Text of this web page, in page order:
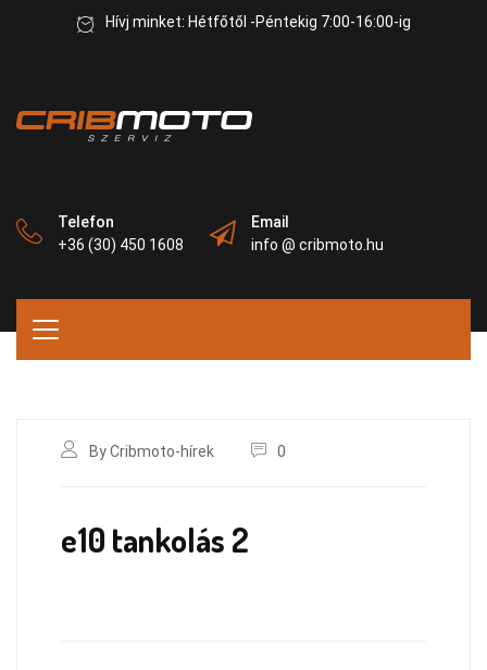
Hívj minket: Hétfőtől -Péntekig 7:00-16:00-ig
Telefon
+36 (30) 450 1608
Email
info @ cribmoto.hu
By Cribmoto-hírek 0
e10 tankolás 2